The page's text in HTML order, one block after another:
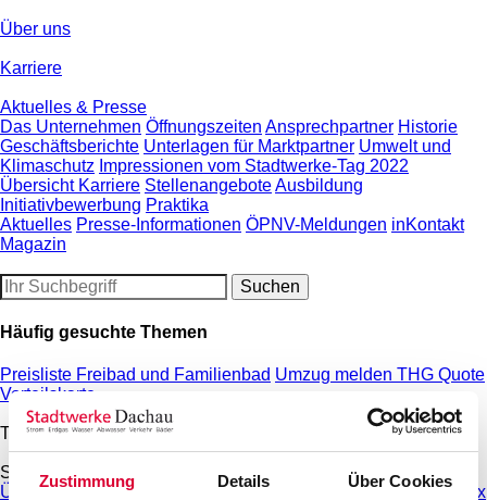
Zustimmung Details Über Cookies
Über uns
Karriere
Aktuelles & Presse
Das Unternehmen Öffnungszeiten Ansprechpartner Historie
Geschäftsberichte Unterlagen für Marktpartner Umwelt und
Klimaschutz Impressionen vom Stadtwerke-Tag 2022
Übersicht Karriere StellenangeboteAusbildung
Initiativbewerbung Praktika
Aktuelles Presse-Informationen ÖPNV-Meldungen inKontakt
Magazin
Häufig gesuchte Themen
Preisliste Freibad und Familienbad Umzug melden THG Quote
Vorteilskarte
Tarife & Angebote
Strom
Übersicht Strom Tarifrechner Strom Grundversorgung Strommix